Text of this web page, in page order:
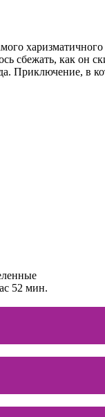
сбежать, как он
Приключение, в
52 мин.